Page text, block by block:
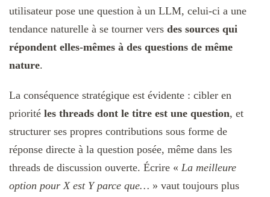
utilisateur pose une question à un LLM, celui-ci a une
tendance naturelle à se tourner vers des sources qui
répondent elles-mêmes à des questions de même
nature.
La conséquence stratégique est évidente : cibler en
priorité les threads dont le titre est une question, et
structurer ses propres contributions sous forme de
réponse directe à la question posée, même dans les
threads de discussion ouverte. Écrire « La meilleure
option pour X est Y parce que… » vaut toujours plus